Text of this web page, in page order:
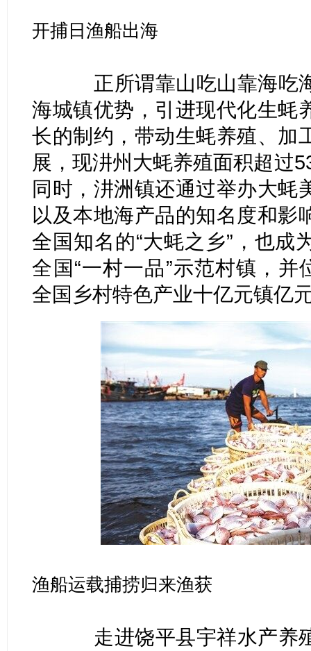
开捕日渔船出海
正所谓靠山吃山靠海吃
海城镇优势，引进现代化生蚝
长的制约，带动生蚝养殖、加
展，现汫州大蚝养殖面积超过
同时，汫洲镇还通过举办大蚝
以及本地海产品的知名度和影
全国知名的“大蚝之乡”，也成
全国“一村一品”示范村镇，
全国乡村特色产业十亿元镇亿
渔船运载捕捞归来渔获
走进饶平县宇祥水产养